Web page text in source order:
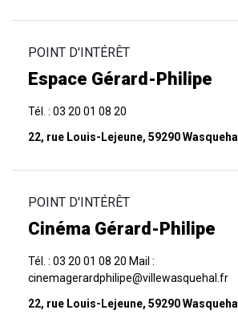
POINT D'INTÉRÊT
Espace Gérard-Philipe
Tél. : 03 20 01 08 20
22, rue Louis-Lejeune, 59290 Wasquehal
POINT D'INTÉRÊT
Cinéma Gérard-Philipe
Tél. : 03 20 01 08 20 Mail :
cinemagerardphilipe@villewasquehal.fr
22, rue Louis-Lejeune, 59290 Wasquehal